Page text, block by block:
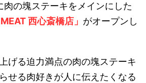
の塊ステーキをメインにした
西心斎橋店」 がオープンし
げる迫力満点の肉の塊ステーキ
せる肉好きが人に伝えたくなる